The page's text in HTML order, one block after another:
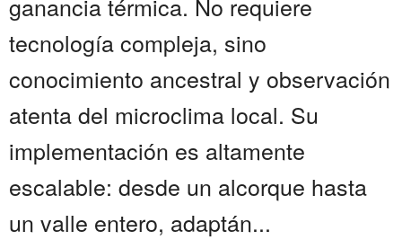
tecnología compleja, sino
conocimiento ancestral y observación
atenta del microclima local. Su
implementación es altamente
escalable: desde un alcorque hasta
un valle entero, adaptán...